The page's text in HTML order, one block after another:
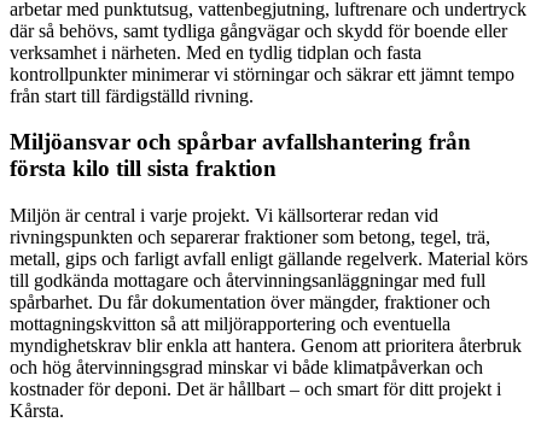
arbetar med punktutsug, vattenbegjutning, luftrenare och undertryck
där så behövs, samt tydliga gångvägar och skydd för boende eller
verksamhet i närheten. Med en tydlig tidplan och fasta
kontrollpunkter minimerar vi störningar och säkrar ett jämnt tempo
från start till färdigställd rivning.
Miljöansvar och spårbar avfallshantering från
första kilo till sista fraktion
Miljön är central i varje projekt. Vi källsorterar redan vid
rivningspunkten och separerar fraktioner som betong, tegel, trä,
metall, gips och farligt avfall enligt gällande regelverk. Material körs
till godkända mottagare och återvinningsanläggningar med full
spårbarhet. Du får dokumentation över mängder, fraktioner och
mottagningskvitton så att miljörapportering och eventuella
myndighetskrav blir enkla att hantera. Genom att prioritera återbruk
och hög återvinningsgrad minskar vi både klimatpåverkan och
kostnader för deponi. Det är hållbart – och smart för ditt projekt i
Kårsta.